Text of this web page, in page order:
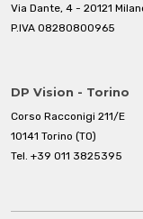
Via Dante, 4 - 20121
P.IVA 08280800965
DP Vision - Torino
Corso Racconigi 211/E
10141 Torino (TO)
Tel. +39 011 3825395